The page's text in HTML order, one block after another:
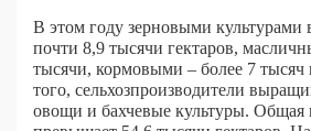
В этом году зерновыми культурами
почти 8,9 тысячи гектаров,
тысячи, кормовыми – более 7 тысяч
того, сельхозпроизводители
овощи и бахчевые культуры. Общая